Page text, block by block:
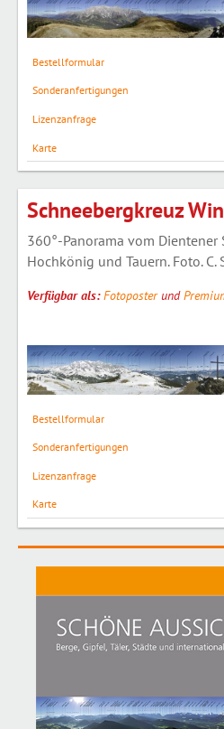
Bestellformular
Sonderanfertigungen
Lizenzanfrage
Karte
Schneebergkreuz
360°-Panorama vom Dientener
Hochkönig und Tauern. Foto. C.
Verfügbar als:Fotoposterund
Bestellformular
Sonderanfertigungen
Lizenzanfrage
Karte